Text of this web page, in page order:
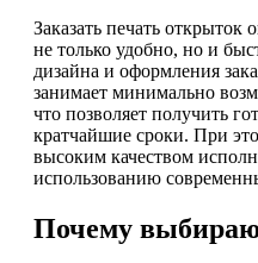
Заказать печать
не только удобно, но и
дизайна и оформления
занимает минимально
что позволяет получить
кратчайшие сроки. При
высоким качеством
использованию
Почему